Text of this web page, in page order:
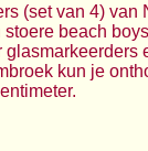
(set van 4) van
beach
kun je